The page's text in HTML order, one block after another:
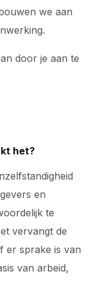
we aan
door je aan te
het?
en
te
vervangt de
er sprake is van
van arbeid,